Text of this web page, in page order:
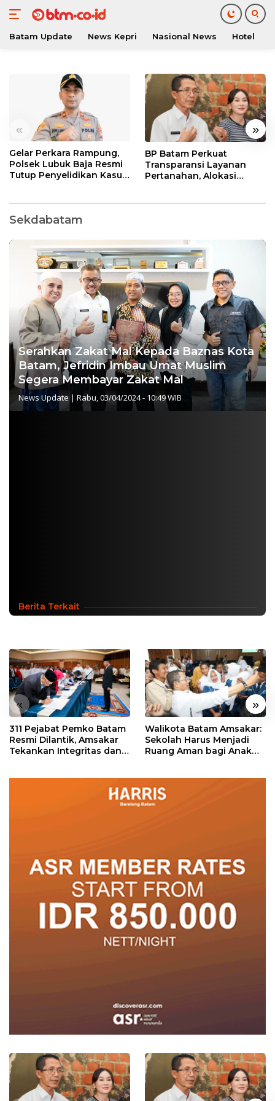
Batam Update News Kepri Nasional News Hotel
« »
Gelar Perkara Rampung,
Polsek Lubuk Baja Resmi
Tutup Penyelidikan Kasus
BP Batam Perkuat
Transparansi Layanan
Pertanahan, Alokasi
Sekdabatam
Serahkan Zakat Mal Kepada Baznas Kota
Batam, Jefridin Imbau Umat Muslim
Segera Membayar Zakat Mal
News Update| Rabu, 03/04/2024 - 10:49 WIB
Berita Terkait
« »
311 Pejabat Pemko Batam
Resmi Dilantik, Amsakar
Tekankan Integritas dan
Walikota Batam Amsakar:
Sekolah Harus Menjadi
Ruang Aman bagi Anak